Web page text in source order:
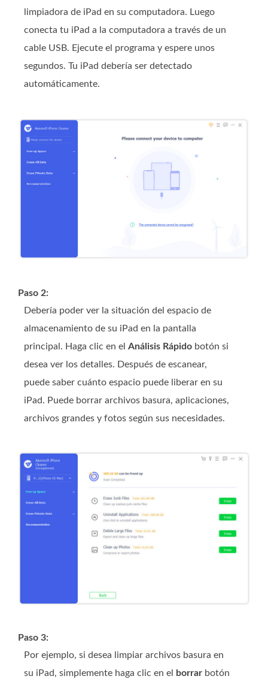
limpiadora de iPad en su computadora. Luego
conecta tu iPad a la computadora a través de un
cable USB. Ejecute el programa y espere unos
segundos. Tu iPad debería ser detectado
automáticamente.
Paso 2:
Debería poder ver la situación del espacio de
almacenamiento de su iPad en la pantalla
principal. Haga clic en el Análisis Rápido botón si
desea ver los detalles. Después de escanear,
puede saber cuánto espacio puede liberar en su
iPad. Puede borrar archivos basura, aplicaciones,
archivos grandes y fotos según sus necesidades.
Paso 3:
Por ejemplo, si desea limpiar archivos basura en
su iPad, simplemente haga clic en el
borrar botón